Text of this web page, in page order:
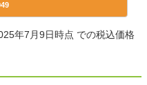
年7月9日時点 での税込価格